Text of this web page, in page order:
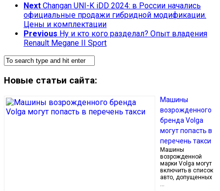
Next Changan UNI-K iDD 2024: в России начались
официальные продажи гибридной модификации.
Цены и комплектации
Previous Ну и кто кого разделал? Опыт владения
Renault Megane II Sport
Новые статьи сайта:
Машины
возрожденного
бренда Volga
могут попасть в
перечень такси
Машины
возрожденной
марки Volga могут
включить в список
авто, допущенных
…